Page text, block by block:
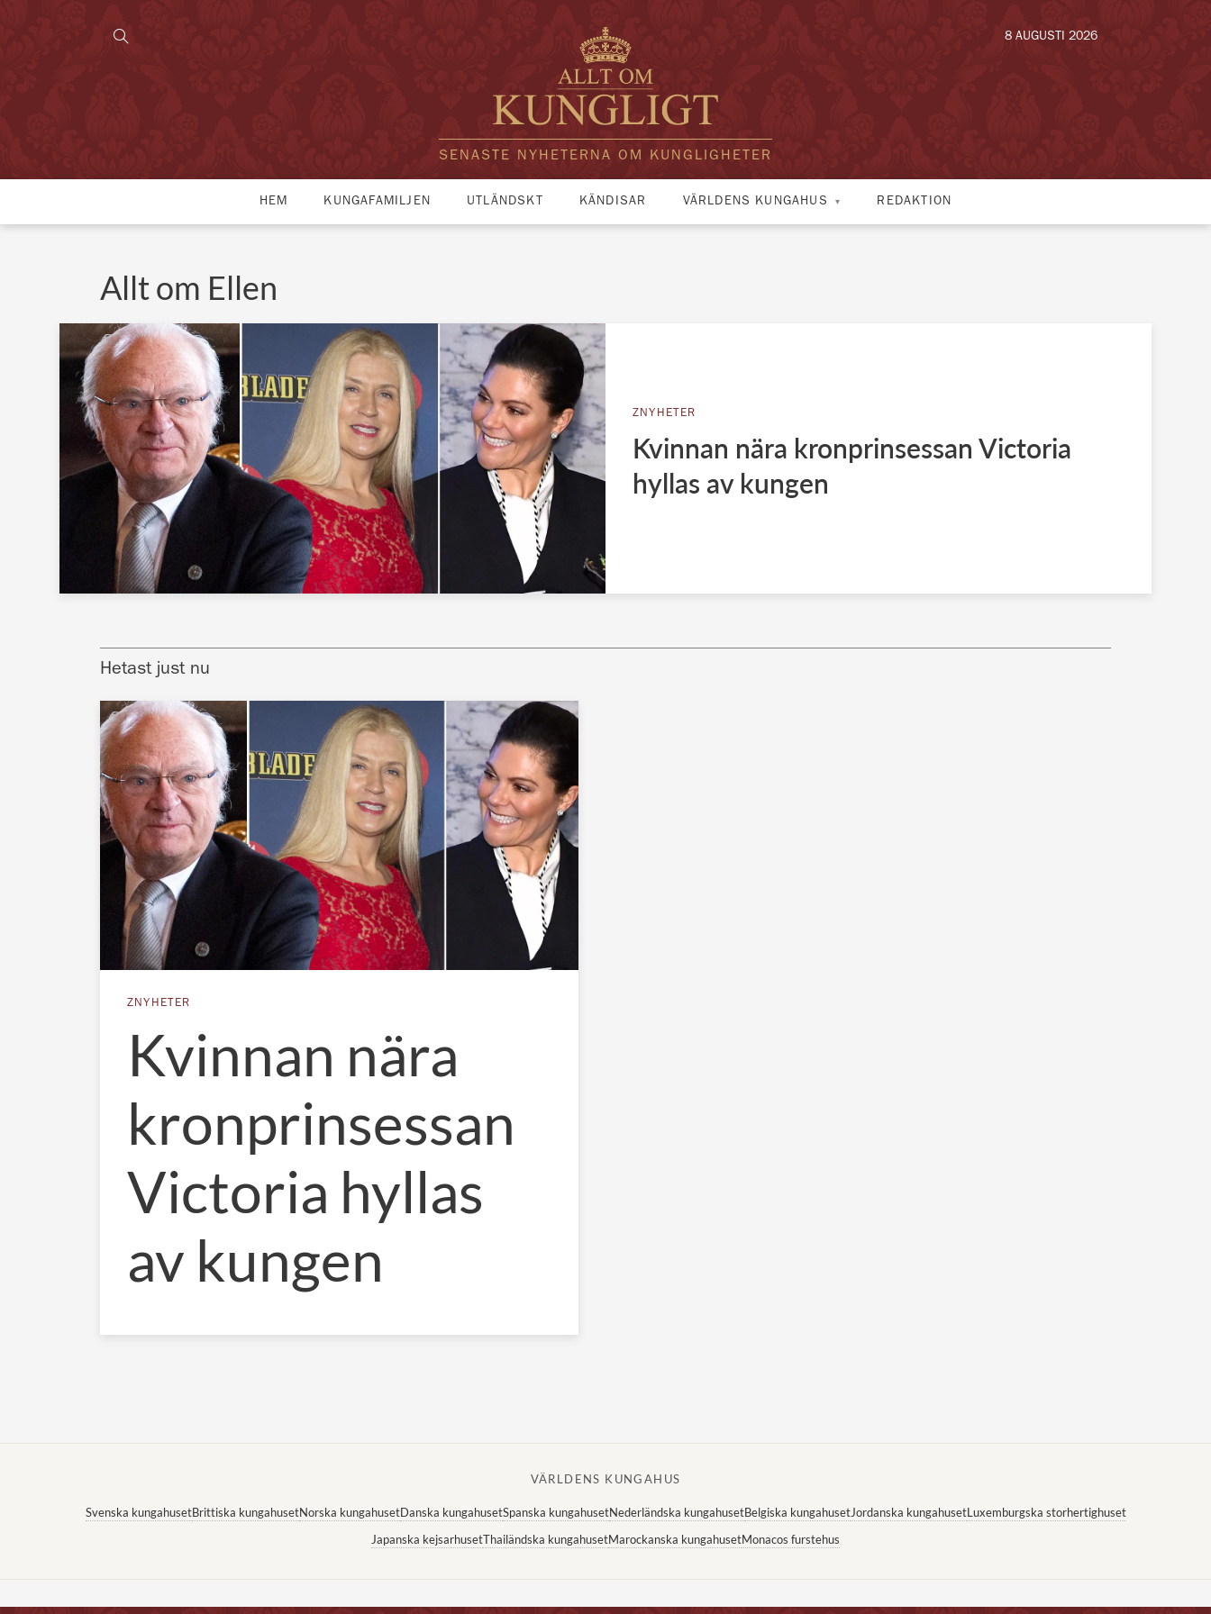
SENASTE NYHETERNA OM KUNGLIGHETER
8 AUGUSTI 2026
HEM KUNGAFAMILJEN UTLÄNDSKT KÄNDISAR VÄRLDENS KUNGAHUS REDAKTION
Allt om Ellen
ZNYHETER
Kvinnan nära kronprinsessan Victoria
hyllas av kungen
Hetast just nu
ZNYHETER
Kvinnan nära
kronprinsessan
Victoria hyllas
av kungen
VÄRLDENS KUNGAHUS
Svenska kungahusetBrittiska kungahusetNorska kungahusetDanska kungahusetSpanska kungahusetNederländska kungahusetBelgiska kungahusetJordanska kungahusetLuxemburgska storhertighuset
Japanska kejsarhusetThailändska kungahusetMarockanska kungahusetMonacos furstehus